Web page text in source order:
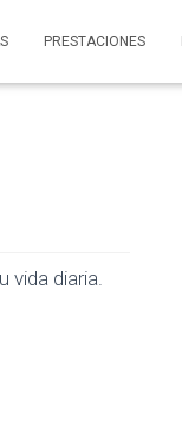
PRESTACIONES
vida diaria.